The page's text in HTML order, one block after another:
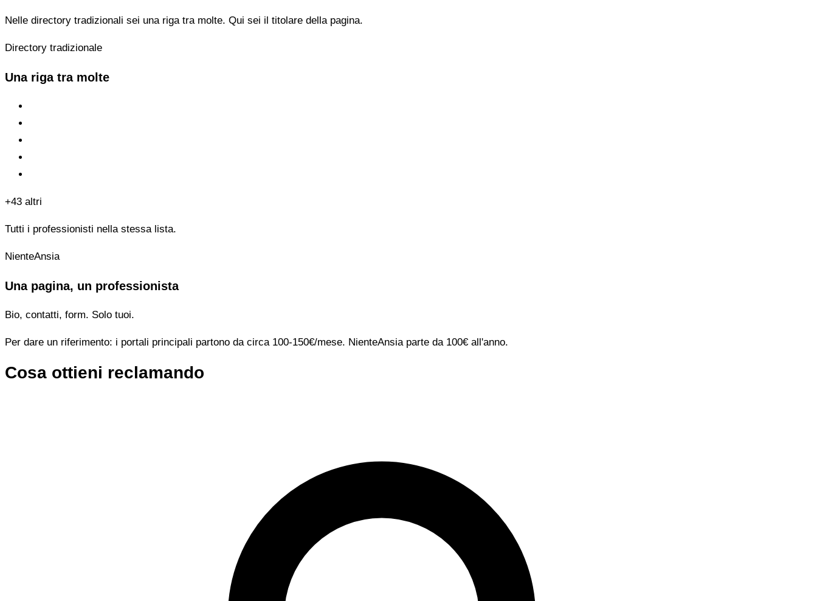
Nelle directory tradizionali sei una riga tra molte. Qui sei il titolare della pagina.
Directory tradizionale
Una riga tra molte
+43 altri
Tutti i professionisti nella stessa lista.
NienteAnsia
Una pagina, un professionista
Bio, contatti, form. Solo tuoi.
Per dare un riferimento: i portali principali partono da circa 100-150€/mese. NienteAnsia parte da 100€ all'anno.
Cosa ottieni reclamando